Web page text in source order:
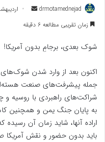
drmotamednejad
ارسال
به
اردیبهشت 6,
زمان تقریبی مطالعه 6 دقیقه
شوک بعدی، برجامِ بدون آمریکا!
اکنون بعد از وارد شدن شوک‌های
جمله پیشرفت‌های صنعت
شراکت‌های راهبردی با روسیه و
به پایان جنگ یمن و همچنین
اراده آنها، شاید زمان آن رسیده
باید بدون حضور و نقش آمریکا